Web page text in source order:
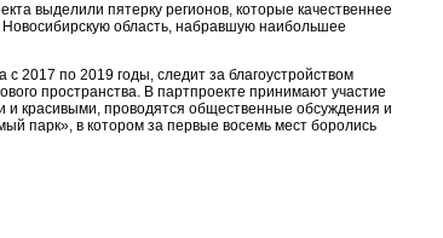
выделили пятерку регионов, которые качественнее
область, набравшую наибольшее
2017 по 2019 годы, следит за благоустройством
пространства. В партпроекте принимают участие
красивыми, проводятся общественные обсуждения и
парк», в котором за первые восемь мест боролись